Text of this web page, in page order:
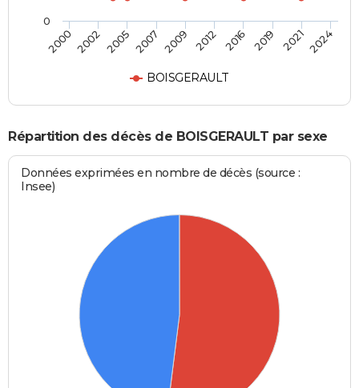
BOISGERAULT
2000 2002 2005 2007 2009 2012 2016 2019 20212024
0
Répartition des décès de BOISGERAULT par sexe
Données exprimées en nombre de décès (source :
Insee)